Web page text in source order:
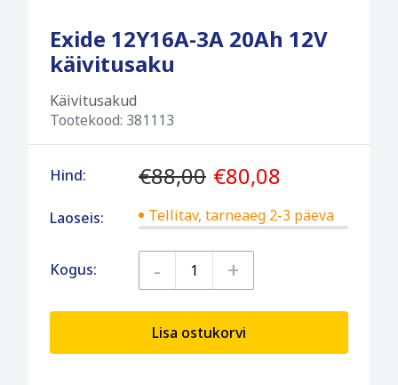
Exide 12Y16A-3A 20Ah 12V
käivitusaku
Käivitusakud
Tootekood: 381113
Hind: €88,00 €80,08
Laoseis: Tellitav, tarneaeg 2-3 päeva
Kogus: - +
Lisa ostukorvi